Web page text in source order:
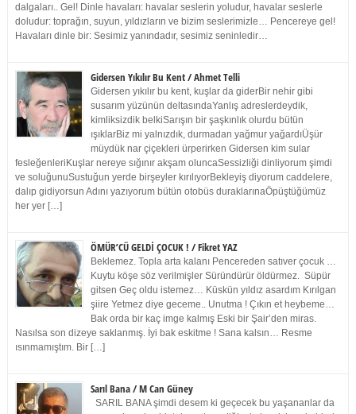
dalgaları.. Gel! Dinle havaları: havalar seslerin yoludur, havalar seslerle
doludur: toprağın, suyun, yıldızların ve bizim seslerimizle… Pencereye gel!
Havaları dinle bir: Sesimiz yanındadır, sesimiz seninledir…
Gidersen Yıkılır Bu Kent / Ahmet Telli
Gidersen yıkılır bu kent, kuşlar da giderBir nehir gibi
susarım yüzünün deltasındaYanlış adreslerdeydik,
kimliksizdik belkiSarışın bir şaşkınlık olurdu bütün
ışıklarBiz mi yalnızdık, durmadan yağmur yağardıÜşür
müydük nar çiçekleri ürperirken Gidersen kim sular
fesleğenleriKuşlar nereye sığınır akşam oluncaSessizliği dinliyorum şimdi
ve soluğunuSustuğun yerde birşeyler kırılıyorBekleyiş diyorum caddelere,
dalıp gidiyorsun Adını yazıyorum bütün otobüs duraklarınaÖpüştüğümüz
her yer […]
ÖMÜR’CÜ GELDİ ÇOCUK ! / Fikret YAZ
Beklemez. Topla arta kalanı Pencereden satıver çocuk …
Kuytu köşe söz verilmişler Süründürür öldürmez. Süpür
gitsen Geç oldu istemez… Küskün yıldız asardım Kırılgan
şiire Yetmez diye geceme.. Unutma ! Çıkın et heybeme…
Bak orda bir kaç imge kalmış Eski bir Şair’den miras.
Nasılsa son dizeye saklanmış. İyi bak eskitme ! Sana kalsın… Resme
ısınmamıştım. Bir […]
Sarıl Bana / M Can Güney
SARIL BANA şimdi desem ki geçecek bu yaşananlar da